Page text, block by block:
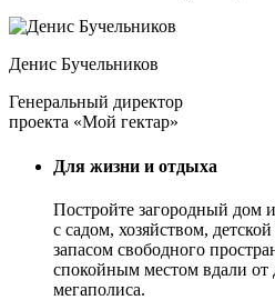
Денис Бучельников
Генеральный директор
проекта «Мой гектар»
Для жизни и отдыха
Постройте загородный дом
с садом, хозяйством,
запасом свободного
спокойным местом вдали от
мегаполиса.